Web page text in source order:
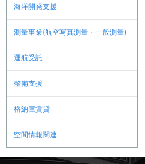
海洋開発支援
測量事業(航空写真測量・一般測量)
運航受託
整備支援
格納庫賃貸
空間情報関連